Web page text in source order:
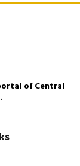
of Central